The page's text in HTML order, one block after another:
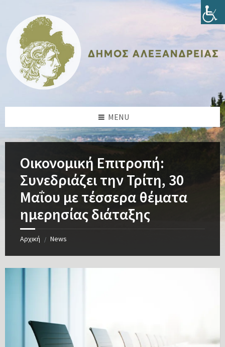
content
sidebar
sidebar
footer
MENU
Οικονομική Επιτροπή:
Συνεδριάζει την Τρίτη, 30
Μαΐου με τέσσερα θέματα
ημερησίας διάταξης
Αρχική / News